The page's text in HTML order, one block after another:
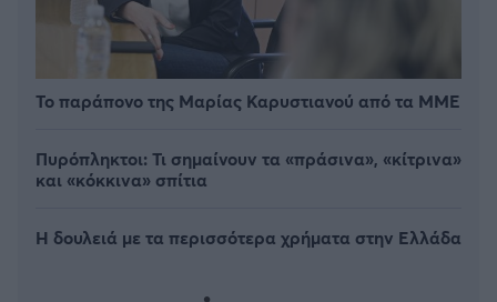
Το παράπονο της Μαρίας Καρυστιανού από τα ΜΜΕ
Πυρόπληκτοι: Τι σημαίνουν τα «πράσινα», «κίτρινα»
και «κόκκινα» σπίτια
Η δουλειά με τα περισσότερα χρήματα στην Ελλάδα